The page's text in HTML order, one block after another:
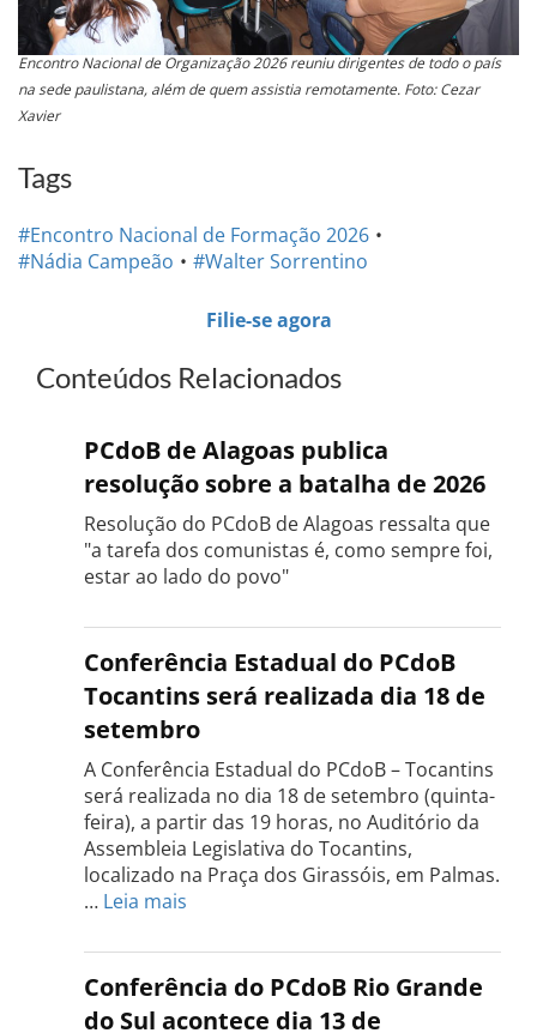
Encontro Nacional de Organização 2026 reuniu dirigentes de todo o país
na sede paulistana, além de quem assistia remotamente. Foto: Cezar
Xavier
Tags
#Encontro Nacional de Formação 2026
#Nádia Campeão
#Walter Sorrentino
Filie-se agora
Conteúdos Relacionados
PCdoB de Alagoas publica
resolução sobre a batalha de 2026
Resolução do PCdoB de Alagoas ressalta que
"a tarefa dos comunistas é, como sempre foi,
estar ao lado do povo"
Conferência Estadual do PCdoB
Tocantins será realizada dia 18 de
setembro
A Conferência Estadual do PCdoB – Tocantins
será realizada no dia 18 de setembro (quinta-
feira), a partir das 19 horas, no Auditório da
Assembleia Legislativa do Tocantins,
localizado na Praça dos Girassóis, em Palmas.
… Leia mais
Estadual
do
Conferência do PCdoB Rio Grande
do Sul acontece dia 13 de